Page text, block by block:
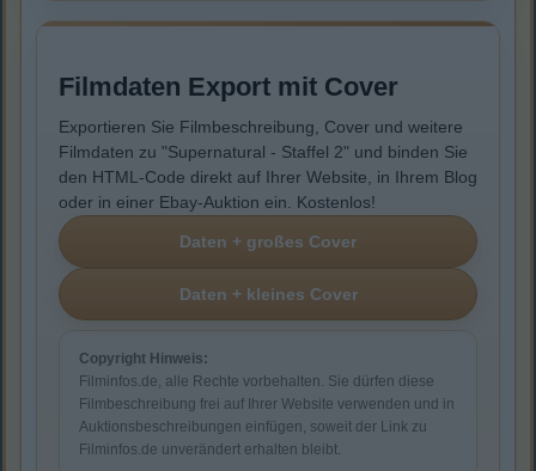
Filmdaten Export mit Cover
Exportieren Sie Filmbeschreibung, Cover und weitere
Filmdaten zu "Supernatural - Staffel 2" und binden Sie
den HTML-Code direkt auf Ihrer Website, in Ihrem Blog
oder in einer Ebay-Auktion ein. Kostenlos!
Copyright Hinweis:
Filminfos.de, alle Rechte vorbehalten. Sie dürfen diese
Filmbeschreibung frei auf Ihrer Website verwenden und in
Auktionsbeschreibungen einfügen, soweit der Link zu
Filminfos.de unverändert erhalten bleibt.